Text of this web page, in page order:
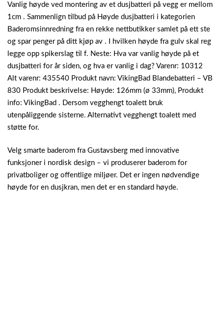
Vanlig høyde ved montering av et dusjbatteri på vegg er mellom
1cm . Sammenlign tilbud på Høyde dusjbatteri i kategorien
Baderomsinnredning fra en rekke nettbutikker samlet på ett ste
og spar penger på ditt kjøp av . I hvilken høyde fra gulv skal reg
legge opp spikerslag til f. Neste: Hva var vanlig høyde på et
dusjbatteri for år siden, og hva er vanlig i dag? Varenr: 10312
Alt varenr: 435540 Produkt navn: VikingBad Blandebatteri – VB
830 Produkt beskrivelse: Høyde: 126mm (ø 33mm), Produkt
info: VikingBad . Dersom vegghengt toalett bruk
utenpåliggende sisterne. Alternativt vegghengt toalett med
støtte for.
Velg smarte baderom fra Gustavsberg med innovative
funksjoner i nordisk design – vi produserer baderom for
privatboliger og offentlige miljøer. Det er ingen nødvendige
høyde for en dusjkran, men det er en standard høyde.